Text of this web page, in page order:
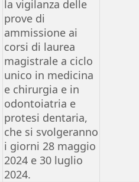
la vigilanza delle
prove di
ammissione ai
corsi di laurea
magistrale a ciclo
unico in medicina
e chirurgia e in
odontoiatria e
protesi dentaria,
che si svolgeranno
i giorni 28 maggio
2024 e 30 luglio
2024.